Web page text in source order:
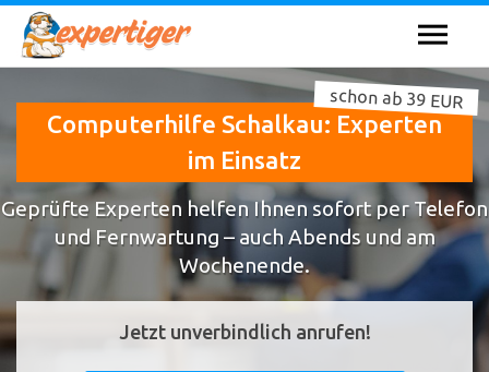
Computerhilfe Schalkau: Experten
im Einsatz
schon ab 39 EUR
Geprüfte Experten helfen Ihnen sofort per Telefon
und Fernwartung – auch Abends und am
Wochenende.
Jetzt unverbindlich anrufen!